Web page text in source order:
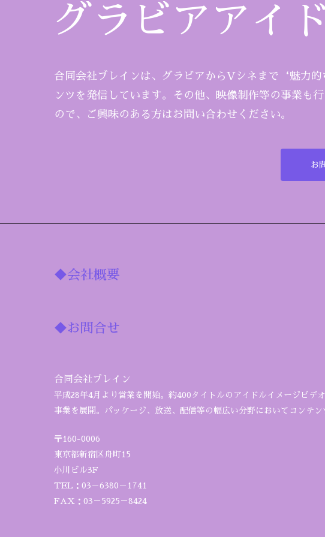
グラビアアイ
合同会社ブレインは、グラビアからVシネまで‘魅力的
ンツを発信しています。その他、映像制作等の事業も
ので、ご興味のある方はお問い合わせください。
お
◆会社概要
◆お問合せ
合同会社ブレイン
平成28年4月より営業を開始。約400タイトルのアイドルイメージビデ
事業を展開。パッケージ、放送、配信等の幅広い分野においてコンテン
〒160-0006
東京都新宿区舟町15
小川ビル3F
TEL：03－6380－1741
FAX：03－5925－8424